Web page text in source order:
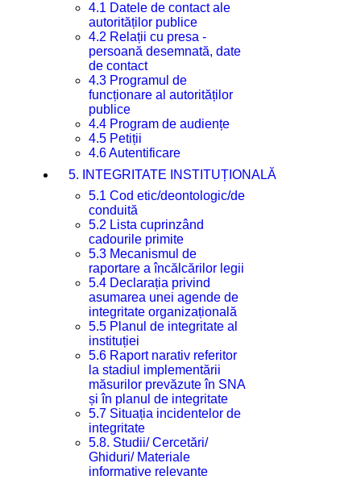
4.1 Datele de contact ale
autorităților publice
4.2 Relații cu presa -
persoană desemnată, date
de contact
4.3 Programul de
funcționare al autorităților
publice
4.4 Program de audiențe
4.5 Petiții
4.6 Autentificare
5. INTEGRITATE INSTITUȚIONALĂ
5.1 Cod etic/deontologic/de
conduită
5.2 Lista cuprinzând
cadourile primite
5.3 Mecanismul de
raportare a încălcărilor legii
5.4 Declarația privind
asumarea unei agende de
integritate organizațională
5.5 Planul de integritate al
instituției
5.6 Raport narativ referitor
la stadiul implementării
măsurilor prevăzute în SNA
și în planul de integritate
5.7 Situația incidentelor de
integritate
5.8. Studii/ Cercetări/
Ghiduri/ Materiale
informative relevante